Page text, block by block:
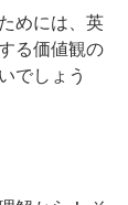
めには、英
る価値観の
でしょう